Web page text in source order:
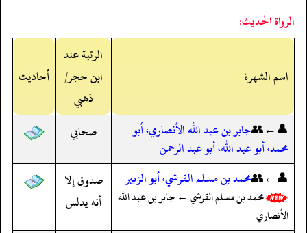
الرواة الحديث:
اسم الشهرة
الرتبة عند
ابن حجر/
ذهبي
أحاديث
👤←👥جابر بن عبد الله الأنصاري، أبو
محمد، أبو عبد الله، أبو عبد الرحمن
صحابي
👤←👥محمد بن مسلم القرشي، أبو الزبير
محمد بن مسلم القرشي ← جابر بن عبد الله
الأنصاري
صدوق إلا
أنه يدلس